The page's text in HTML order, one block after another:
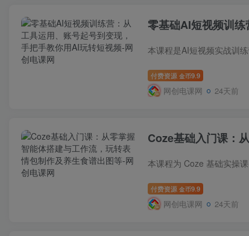
零基础AI短视频训
付费资源 金币9.9
网创电课网 24天前
Coze基础入门课：
付费资源 金币9.9
网创电课网 24天前